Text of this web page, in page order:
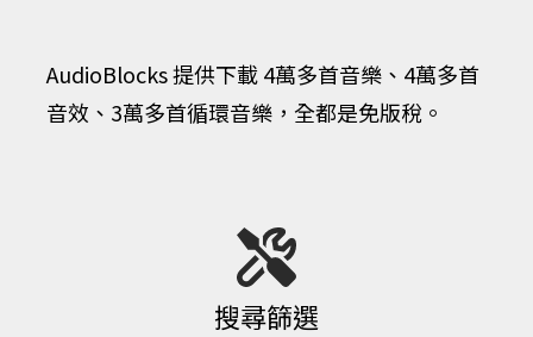
​AudioBlocks提供下載 4萬多首音樂、4萬多首​
音效、3萬多首循環音樂，全都是免版稅。
​搜尋篩選